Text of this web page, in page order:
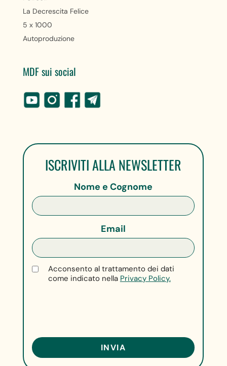
La Decrescita Felice
5 x 1000
Autoproduzione
MDF sui social
ISCRIVITI ALLA NEWSLETTER
Nome e Cognome
Email
Acconsento al trattamento dei dati
come indicato nella Privacy Policy.